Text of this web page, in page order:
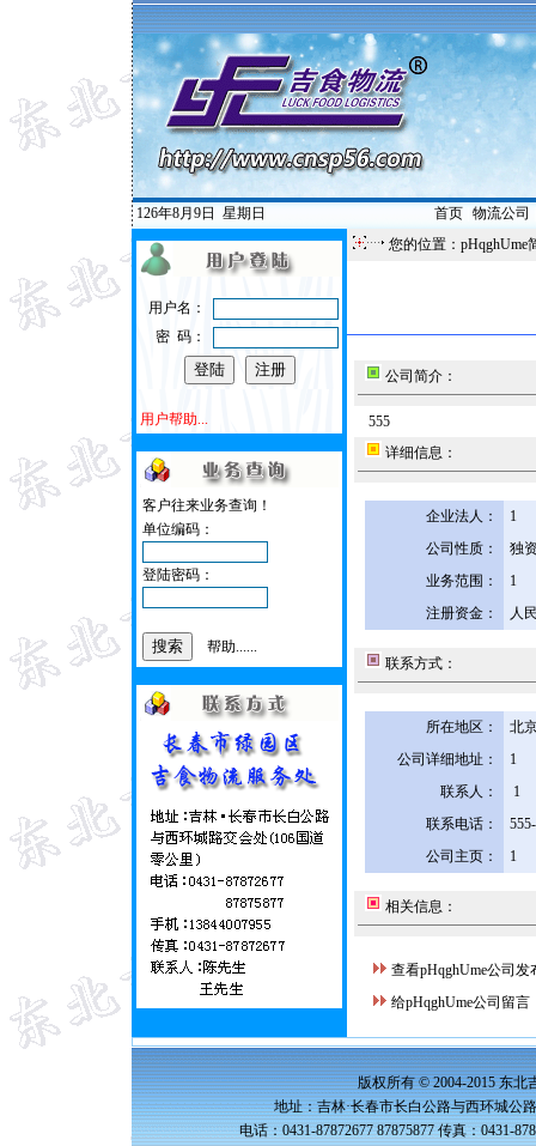
126年8月9日 星期日 首页| 物流公司
用户名：
密 码：
用户帮助...
客户往来业务查询！
单位编码：
登陆密码：
帮助......
您的位置：pHqghUme
公司简介：
555
详细信息：
企业法人：
1
公司性质：
独
业务范围：
1
注册资金：
人
联系方式：
所在地区：
北
公司详细地址：
1
联系人：
1
联系电话：
公司主页：
1
相关信息：
查看pHqghUme公司发
给pHqghUme公司留言
版权所有 © 2004-2015 东北
地址：吉林·长春市长白公路与西环城公
电话：0431-87872677 87875877 传真：0431-